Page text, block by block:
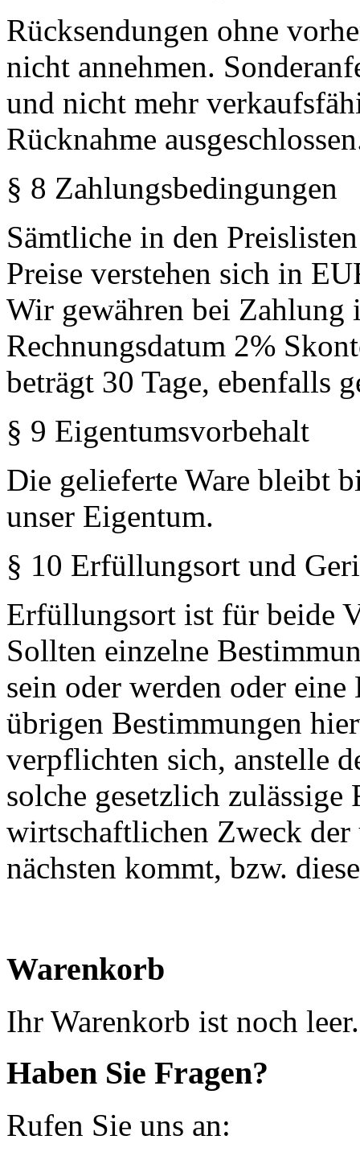
Rücksendungen ohne
nicht annehmen.
und nicht mehr
Rücknahme
§ 8 Zahlungsbedingungen
Sämtliche in den
Preise verstehen sich in
Wir gewähren bei Zahlung
Rechnungsdatum 2%
beträgt 30 Tage, ebenfalls
§ 9 Eigentumsvorbehalt
Die gelieferte Ware bleibt
unser Eigentum.
§ 10 Erfüllungsort und
Erfüllungsort ist für beide
Sollten einzelne
sein oder werden oder
übrigen Bestimmungen
verpflichten sich, anstelle
solche gesetzlich
wirtschaftlichen Zweck der
nächsten kommt, bzw.
Warenkorb
Ihr Warenkorb ist noch leer.
Haben Sie Fragen?
Rufen Sie uns an: